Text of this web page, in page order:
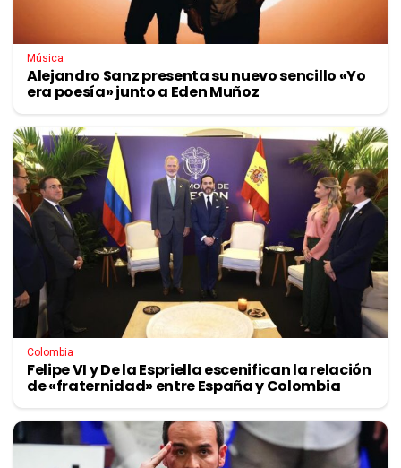
Música
Alejandro Sanz presenta su nuevo sencillo «Yo
era poesía» junto a Eden Muñoz
Colombia
Felipe VI y De la Espriella escenifican la relación
de «fraternidad» entre España y Colombia